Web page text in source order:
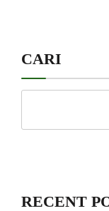
CARI
RECENT